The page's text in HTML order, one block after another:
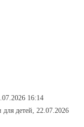
16:14
для детей, 22.07.2026